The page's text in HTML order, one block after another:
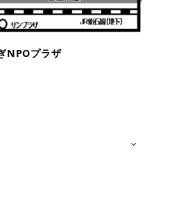
NPOプラザ